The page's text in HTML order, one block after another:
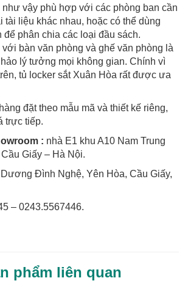
vậy phù hợp với các phòng ban cần
tài liệu khác nhau, hoặc có thể dùng
để phân chia các loại đầu sách.
bàn văn phòng và ghế văn phòng là
lý tưởng mọi không gian. Chính vì
tủ locker sắt Xuân Hòa rất được ưa
đặt theo mẫu mã và thiết kế riêng,
trực tiếp.
: nhà E1 khu A10 Nam Trung
Giấy – Hà Nội.
Đình Nghệ, Yên Hòa, Cầu Giấy,
– 0243.5567446.
phẩm liên quan